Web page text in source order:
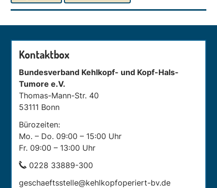
Kontaktbox
Bundesverband Kehlkopf- und Kopf-Hals-
Tumore e.V.
Thomas-Mann-Str. 40
53111 Bonn
Bürozeiten:
Mo. – Do. 09:00 – 15:00 Uhr
Fr. 09:00 – 13:00 Uhr
0228 33889-300
geschaeftsstelle@kehlkopfoperiert-bv.de